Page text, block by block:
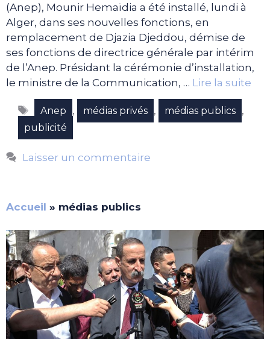
(Anep), Mounir Hemaïdia a été installé, lundi à
Alger, dans ses nouvelles fonctions, en
remplacement de Djazia Djeddou, démise de
ses fonctions de directrice générale par intérim
de l’Anep. Présidant la cérémonie d’installation,
le ministre de la Communication, … Lire la suite
Étiquettes
Anep , médias privés , médias publics ,
publicité
Laisser un commentaire
Accueil » médias publics